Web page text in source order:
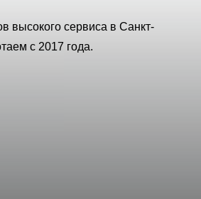
высокого сервиса в Санкт-
с 2017 года.